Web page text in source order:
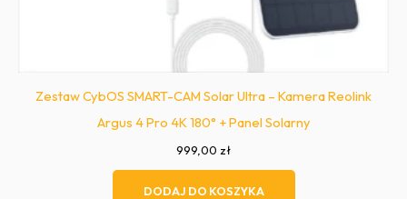
Zestaw CybOS SMART-CAM Solar Ultra – Kamera Reolink
Argus 4 Pro 4K 180° + Panel Solarny
999,00 zł
DODAJ DO KOSZYKA